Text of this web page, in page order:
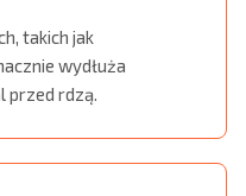
takich jak
wydłuża
przed rdzą.